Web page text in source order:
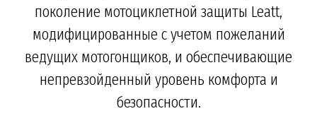
поколение мотоциклетной защиты Leatt,
модифицированные с учетом пожеланий
ведущих мотогонщиков, и обеспечивающие
непревзойденный уровень комфорта и
безопасности.